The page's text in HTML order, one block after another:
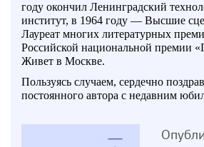
году окончил Ленинградский
институт, в 1964 году — Высшие
Лауреат многих литературных
Российской национальной премии
Живет в Москве.
Пользуясь случаем, сердечно
постоянного автора с недавним